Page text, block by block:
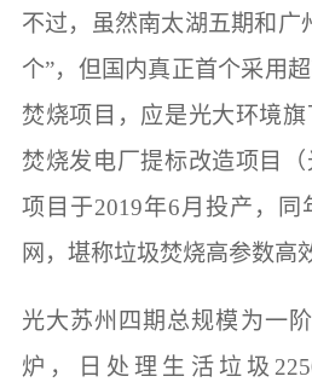
不过，虽然南太湖五期和广
个”，但国内真正首个采用
焚烧项目，应是光大环境
焚烧发电厂提标改造项目
项目于2019年6月投产，同
网，堪称垃圾焚烧高参数高
光大苏州四期总规模为一
炉，日处理生活垃圾